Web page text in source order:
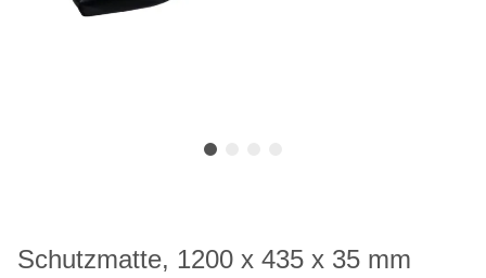
Schutzmatte, 1200 x 435 x 35 mm